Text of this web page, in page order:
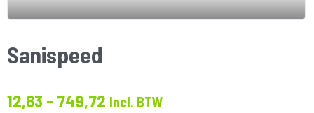
Sanispeed
12,83 - 749,72 Prijsklasse:
Incl. BTW